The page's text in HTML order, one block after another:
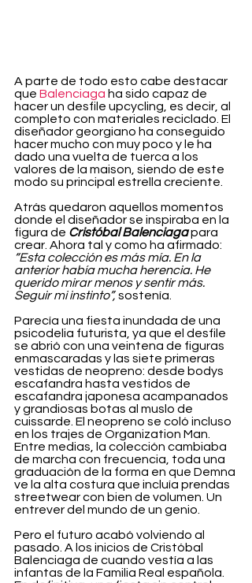
A parte de todo esto cabe destacar
que Balenciaga ha sido capaz de
hacer un desfile upcycling, es decir, al
completo con materiales reciclado. El
diseñador georgiano ha conseguido
hacer mucho con muy poco y le ha
dado una vuelta de tuerca a los
valores de la maison, siendo de este
modo su principal estrella creciente.
Atrás quedaron aquellos momentos
donde el diseñador se inspiraba en la
figura de Cristóbal Balenciaga para
crear. Ahora tal y como ha afirmado:
“Esta colección es más mía. En la
anterior había mucha herencia. He
querido mirar menos y sentir más.
Seguir mi instinto”, sostenía.
Parecía una fiesta inundada de una
psicodelia futurista, ya que el desfile
se abrió con una veintena de figuras
enmascaradas y las siete primeras
vestidas de neopreno: desde bodys
escafandra hasta vestidos de
escafandra japonesa acampanados
y grandiosas botas al muslo de
cuissarde. El neopreno se coló incluso
en los trajes de Organization Man.
Entre medias, la colección cambiaba
de marcha con frecuencia, toda una
graduación de la forma en que Demna
ve la alta costura que incluía prendas
streetwear con bien de volumen. Un
entrever del mundo de un genio.
Pero el futuro acabó volviendo al
pasado. A los inicios de Cristóbal
Balenciaga de cuando vestía a las
infantas de la Familia Real española.